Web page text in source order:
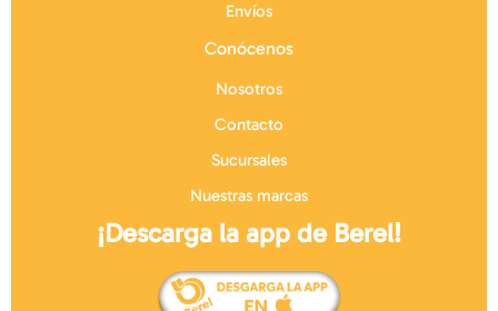
Envíos
Conócenos
Nosotros
Contacto
Sucursales
Nuestras marcas
¡Descarga la app de Berel!